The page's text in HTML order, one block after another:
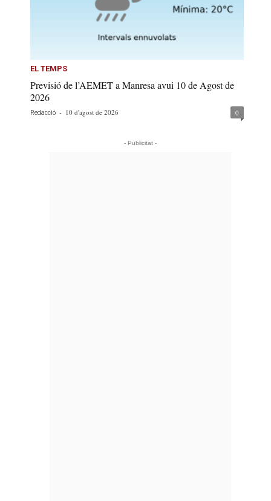
EL TEMPS
Previsió de l’AEMET a Manresa avui 10 de Agost de
2026
Redacció - 10 d'agost de 2026 0
- Publicitat -